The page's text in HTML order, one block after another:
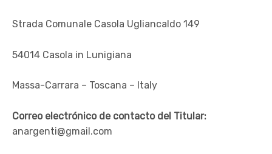
Strada Comunale Casola Ugliancaldo 149
54014 Casola in Lunigiana
Massa-Carrara – Toscana – Italy
Correo electrónico de contacto del Titular:
anargenti@gmail.com